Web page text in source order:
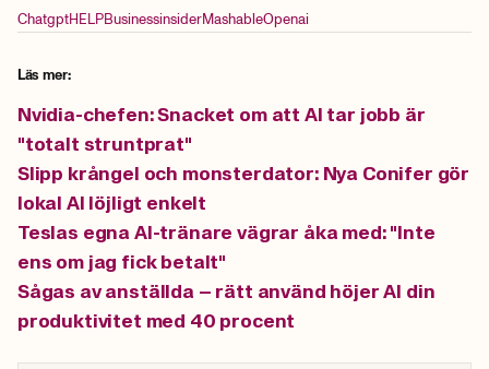
ChatgptHELPBusinessinsiderMashableOpenai
Läs mer:
Nvidia-chefen: Snacket om att AI tar jobb är
"totalt struntprat"
Slipp krångel och monsterdator: Nya Conifer gör
lokal AI löjligt enkelt
Teslas egna AI-tränare vägrar åka med: "Inte
ens om jag fick betalt"
Sågas av anställda – rätt använd höjer AI din
produktivitet med 40 procent